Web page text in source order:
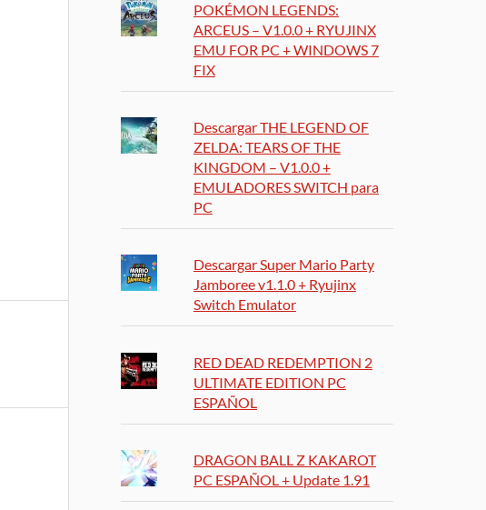
POKÉMON LEGENDS:
ARCEUS – V1.0.0 + RYUJINX
EMU FOR PC + WINDOWS 7
FIX
Descargar THE LEGEND OF
ZELDA: TEARS OF THE
KINGDOM – V1.0.0 +
EMULADORES SWITCH para
PC
Descargar Super Mario Party
Jamboree v1.1.0 + Ryujinx
Switch Emulator
RED DEAD REDEMPTION 2
ULTIMATE EDITION PC
ESPAÑOL
DRAGON BALL Z KAKAROT
PC ESPAÑOL + Update 1.91